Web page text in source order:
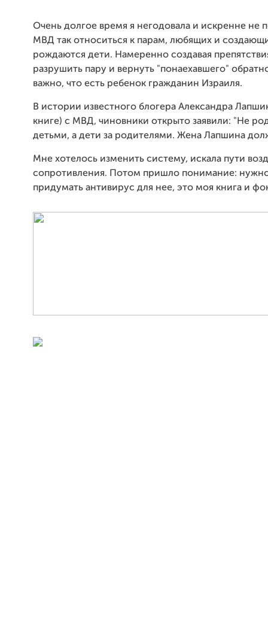
Очень долгое время я негодовала и искренне не
МВД так относиться к парам, любящих и
рождаются дети. Намеренно создавая
разрушить пару и вернуть "понаехавшего"
важно, что есть ребенок гражданин Израиля.
В истории известного блогера Александра
книге) с МВД, чиновники открыто заявили: "Не
детьми, а дети за родителями. Жена Лапшина
Мне хотелось изменить систему, искала пути
сопротивления. Потом пришло понимание:
придумать антивирус для нее, это моя книга и